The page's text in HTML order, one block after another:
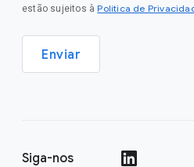
estão sujeitos à Política de
Enviar
Siga-nos